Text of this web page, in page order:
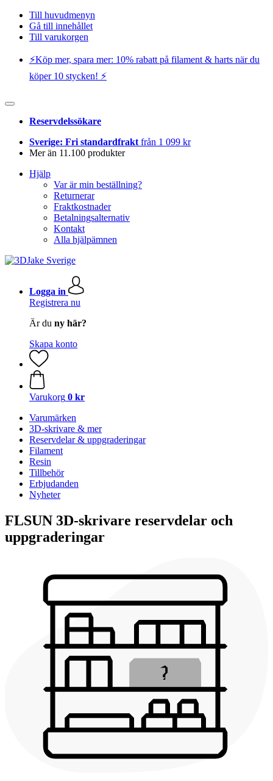
Till huvudmenyn
Gå till innehållet
Till varukorgen
⚡️Köp mer, spara mer: 10% rabatt på filament & harts när du
köper 10 stycken! ⚡️
Reservdelssökare
Sverige: Fri standardfrakt från 1 099 kr
Mer än 11.100 produkter
Hjälp
Var är min beställning?
Returnerar
Fraktkostnader
Betalningsalternativ
Kontakt
Alla hjälpämnen
Logga in
Registrera nu
Är du ny här?
Skapa konto
Varukorg 0 kr
Varumärken
3D-skrivare & mer
Reservdelar & uppgraderingar
Filament
Resin
Tillbehör
Erbjudanden
Nyheter
FLSUN 3D-skrivare reservdelar och
uppgraderingar